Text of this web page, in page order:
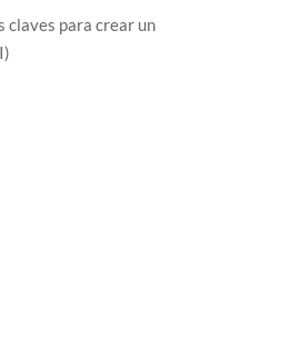
claves para crear un